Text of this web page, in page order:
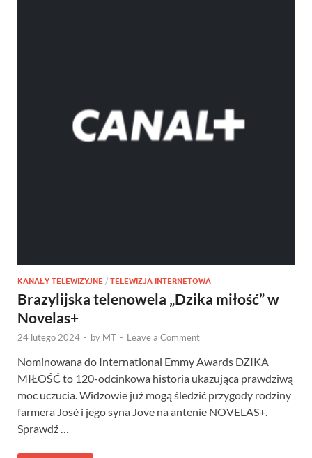
KANAŁY TELEWIZYJNE / TELEWIZJA INTERNETOWA
Brazylijska telenowela „Dzika miłość” w
Novelas+
24 lutego 2024 - by MT - Leave a Comment
Nominowana do International Emmy Awards DZIKA
MIŁOŚĆ to 120-odcinkowa historia ukazująca prawdziwą
moc uczucia. Widzowie już mogą śledzić przygody rodziny
farmera José i jego syna Jove na antenie NOVELAS+.
Sprawdź …